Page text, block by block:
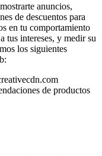
anuncios,
de descuentos para
en tu comportamiento
tus intereses, y medir su
los siguientes
de productos